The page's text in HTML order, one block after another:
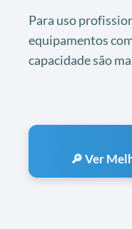
Para uso
equipamentos
capacidade são
🔎 Ver